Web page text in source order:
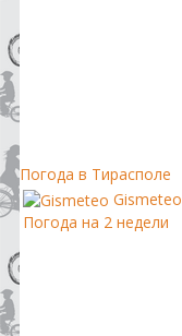
Погода в Тирасполе
Gismeteo
Погода на 2 недели